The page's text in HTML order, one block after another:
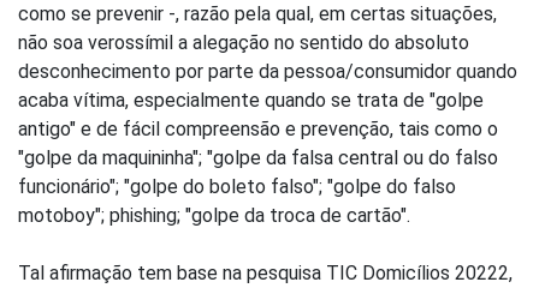
como se prevenir -, razão pela qual, em certas situações,
não soa verossímil a alegação no sentido do absoluto
desconhecimento por parte da pessoa/consumidor quando
acaba vítima, especialmente quando se trata de "golpe
antigo" e de fácil compreensão e prevenção, tais como o
"golpe da maquininha"; "golpe da falsa central ou do falso
funcionário"; "golpe do boleto falso"; "golpe do falso
motoboy"; phishing; "golpe da troca de cartão".
Tal afirmação tem base na pesquisa TIC Domicílios 20222,